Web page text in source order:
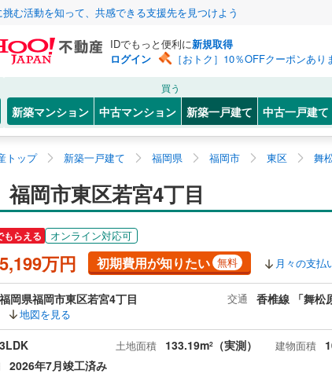
む活動を知って、共感できる支援先を見つけよう
IDでもっと便利に新規取得
ログイン
［おトク］10％OFFクーポンあり
買う
新築マンション 中古マンション 新築一戸建て 中古一戸建て
トップ 新築一戸建て 福岡県 福岡市 東区 舞
福岡市東区若宮4丁目
もらえる オンライン対応可
5,199万円 初期費用が知りたい 無料 月々の支払
福岡県福岡市東区若宮4丁目
地図を見る
交通 香椎線 「舞松
3LDK 土地面積 133.19m2 （実測） 建物面積
2026年7月竣工済み